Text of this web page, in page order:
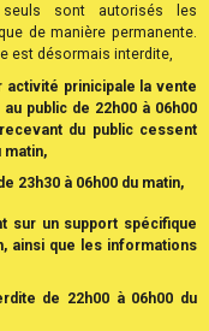
seuls sont autorisés les
de manière permanente.
est désormais interdite,
activité prinicipale la vente
public de 22h00 à 06h00
du public cessent
matin,
23h30 à 06h00 du matin,
sur un support spécifique
ainsi que les informations
de 22h00 à 06h00 du